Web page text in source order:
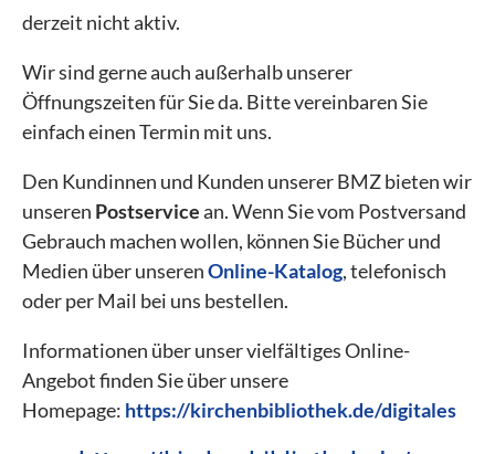
derzeit nicht aktiv.
Wir sind gerne auch außerhalb unserer
Öffnungszeiten für Sie da. Bitte vereinbaren Sie
einfach einen Termin mit uns.
Den Kundinnen und Kunden unserer BMZ bieten wir
unseren Postservicean. Wenn Sie vom Postversand
Gebrauch machen wollen, können Sie Bücher und
Medien über unserenOnline-Katalog, telefonisch
oder per Mail bei uns bestellen.
Informationen über unser vielfältiges Online-
Angebot finden Sie über unsere
Homepage: https://kirchenbibliothek.de/digitales